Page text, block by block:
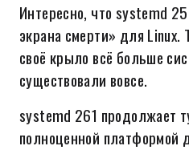
Интересно, что systemd
экрана смерти» для Linux.
своё крыло всё больше
существовали вовсе.
systemd 261 продолжает
полноценной платформой